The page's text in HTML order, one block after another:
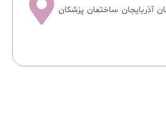
آذربایجان ساختمان پزشکان